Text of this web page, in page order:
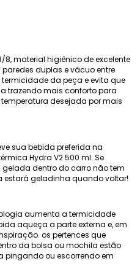
8, material higiênico de excelente
duplas e vácuo entre
da peça e evita que
trazendo mais conforto para
desejada por mais
sua bebida preferida na
Hydra V2 500 ml. Se
dentro do carro não tem
estará geladinha quando voltar!
aumenta a termicidade
aqueça a parte externa e, em
os pertences que
da bolsa ou mochila estão
pingando ou escorrendo em